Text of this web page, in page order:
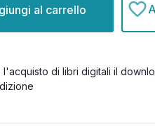
l'acquisto di libri digitali il